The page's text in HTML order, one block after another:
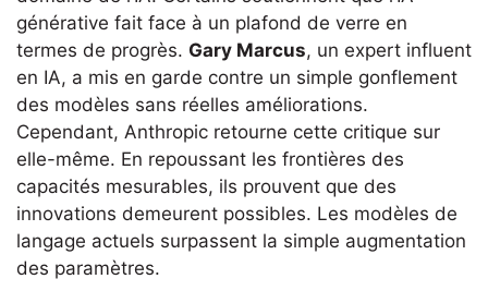
générative fait face à un plafond de verre en
termes de progrès. Gary Marcus, un expert influent
en IA, a mis en garde contre un simple gonflement
des modèles sans réelles améliorations.
Cependant, Anthropic retourne cette critique sur
elle-même. En repoussant les frontières des
capacités mesurables, ils prouvent que des
innovations demeurent possibles. Les modèles de
langage actuels surpassent la simple augmentation
des paramètres.